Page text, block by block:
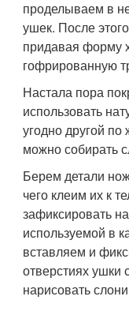
проделываем в
ушек. После
придавая форму
гофрированную
Настала пора
использовать
угодно другой по
можно собирать
Берем детали
чего клеим их к
зафиксировать
используемой в
вставляем и
отверстиях ушки
нарисовать